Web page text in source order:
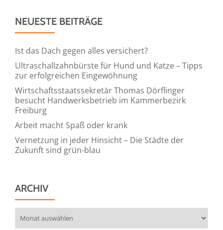
NEUESTE BEITRÄGE
Ist das Dach gegen alles versichert?
Ultraschallzahnbürste für Hund und Katze – Tipps
zur erfolgreichen Eingewöhnung
Wirtschaftsstaatssekretär Thomas Dörflinger
besucht Handwerksbetrieb im Kammerbezirk
Freiburg
Arbeit macht Spaß oder krank
Vernetzung in jeder Hinsicht – Die Städte der
Zukunft sind grün-blau
ARCHIV